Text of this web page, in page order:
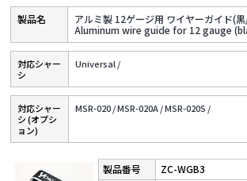
アルミ製 12ゲージ用 ワイヤーガイド(
Aluminum wire guide for 12 gauge
対応シャー
シ
Universal /
対応シャー
シ (オプシ
ョン)
MSR-020 /MSR-020A /MSR-020S /
ZC-WGB3